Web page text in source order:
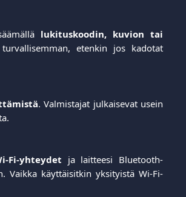
lukituskoodin, kuvion tai
etenkin jos kadotat
. Valmistajat julkaisevat usein
Fi-yhteydet ja laitteesi Bluetooth-
Vaikka käyttäisitkin yksityistä Wi-Fi-